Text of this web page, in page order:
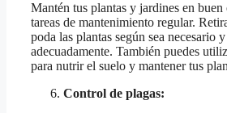
Mantén tus plantas y jardines en buen
tareas de mantenimiento regular.
poda las plantas según sea necesario
adecuadamente. También puedes
para nutrir el suelo y mantener tus
Control de plagas: